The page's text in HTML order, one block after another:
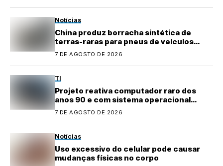
Notícias
China produz borracha sintética de
terras-raras para pneus de veículos
elétricos
7 DE AGOSTO DE 2026
TI
Projeto reativa computador raro dos
anos 90 e com sistema operacional
quase perdido
7 DE AGOSTO DE 2026
Notícias
Uso excessivo do celular pode causar
mudanças físicas no corpo